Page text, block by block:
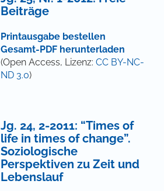
Beiträge
Printausgabe bestellen
Gesamt-PDF herunterladen
(Open Access, Lizenz: CC BY-NC-
ND 3.0)
Jg. 24, 2-2011: “Times of
life in times of change”.
Soziologische
Perspektiven zu Zeit und
Lebenslauf